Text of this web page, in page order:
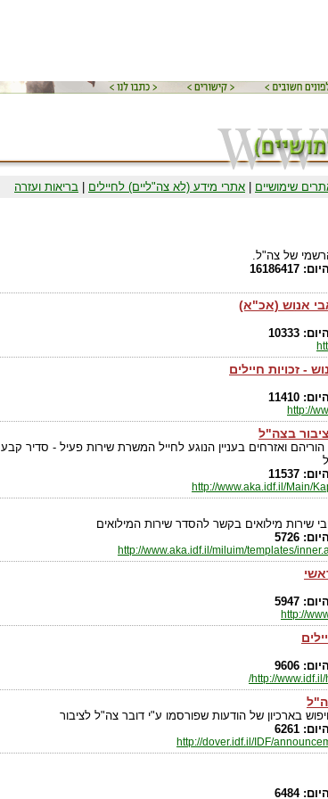
שימושיים אתרי מידע (לא צה"ליים) לחיילים בריאות ועזרה
של צה"ל.
אנוש (אכ"א)
- זכויות חיילים
http://
בצה"ל
הוריהם ואזרחים בעניין הנוגע לחייל המשרת שירות פעיל - סדיר קבע
http://www.aka.idf.il/Main/
שירות מילואים בקשר להסדר שירות המילואים
5726
http://www.aka.idf.il/miluim/templates/
5947
http://
9606
http://
בארכיון של הודעות שפורסמו ע"י דובר צה"ל לציבור
6261
http://dover.idf.il/IDF/
6484